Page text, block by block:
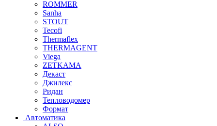
ROMMER
Sanha
STOUT
Tecofi
Thermaflex
THERMAGENT
Viega
ZETKAMA
Декаст
Джилекс
Ридан
Тепловодомер
Формат
Автоматика